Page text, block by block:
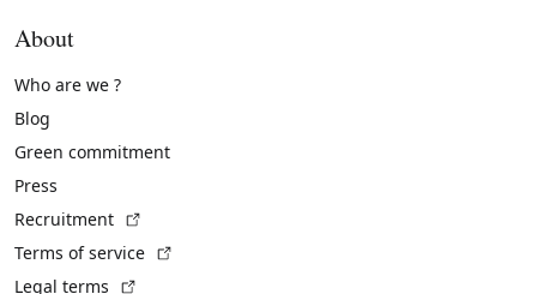
About
Who are we ?
Blog
Green commitment
Press
Recruitment
Terms of service
Legal terms